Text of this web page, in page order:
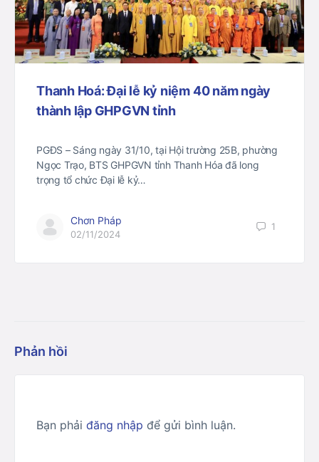
Thanh Hoá: Đại lễ kỷ niệm 40 năm ngày
thành lập GHPGVN tỉnh
PGĐS – Sáng ngày 31/10, tại Hội trường 25B, phường
Ngọc Trạo, BTS GHPGVN tỉnh Thanh Hóa đã long
trọng tổ chức Đại lễ kỷ…
Chơn Pháp
02/11/2024
1
Phản hồi
Bạn phải đăng nhập để gửi bình luận.